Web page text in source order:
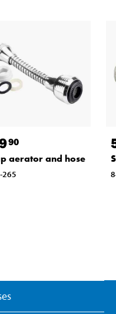
90
aerator and hose
265